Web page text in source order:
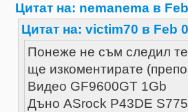
Цитат на: nemanema в
Цитат на: victim70 в Feb
Понеже не съм следил
ще изкоментирате
Видео GF9600GT 1Gb
Дъно ASrock P43DE